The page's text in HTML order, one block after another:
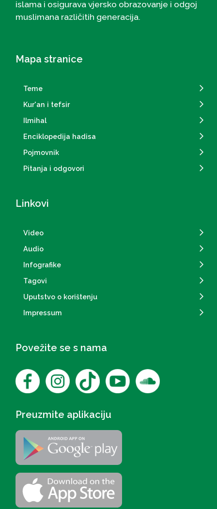
islama i osigurava vjersko obrazovanje i odgoj
muslimana različitih generacija.
Mapa stranice
Teme
Kur'an i tefsir
Ilmihal
Enciklopedija hadisa
Pojmovnik
Pitanja i odgovori
Linkovi
Video
Audio
Infografike
Tagovi
Uputstvo o korištenju
Impressum
Povežite se s nama
Preuzmite aplikaciju